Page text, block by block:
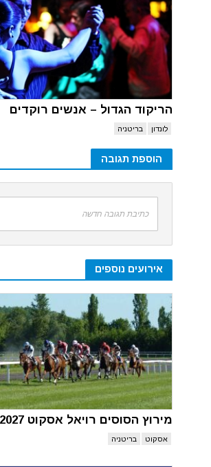
הריקוד הגדול – אנשים רוקדים
לונדון בריטניה
הוספת תגובה
כתיבת תגובה חדשה
אירועים נוספים
מירוץ הסוסים רויאל אסקוט 2027
אסקוט בריטניה